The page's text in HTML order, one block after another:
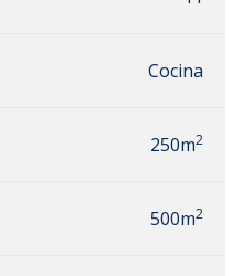
Cocina
250m2
500m2